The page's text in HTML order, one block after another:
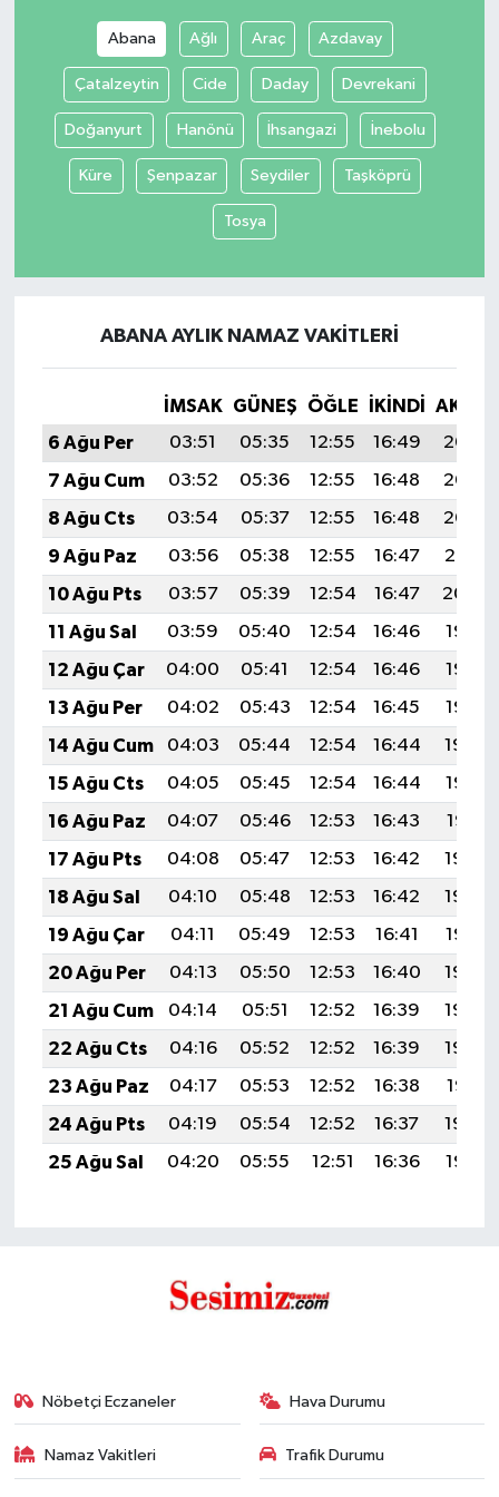
Abana Ağlı Araç Azdavay
Çatalzeytin Cide Daday Devrekani
Doğanyurt Hanönü İhsangazi İnebolu
Küre Şenpazar Seydiler Taşköprü
Tosya
ABANA AYLIK NAMAZ VAKITLERI
İMSAK GÜNEŞ ÖĞLE İKINDI
6 Ağu Per
03:51 05:35 12:55 16:49
20:05
7 Ağu Cum
03:52 05:36 12:55 16:48
20:03
8 Ağu Cts
03:54 05:37 12:55 16:48
20:02
9 Ağu Paz
03:56 05:38 12:55 16:47
20:01
10 Ağu Pts
03:57 05:39 12:54 16:47
20:00
11 Ağu Sal
03:59 05:40 12:54 16:46
19:58
12 Ağu Çar
04:00 05:41 12:54 16:46
19:57
13 Ağu Per
04:02 05:43 12:54 16:45
19:55
14 Ağu Cum
04:03 05:44 12:54 16:44
19:54
15 Ağu Cts
04:05 05:45 12:54 16:44
19:53
16 Ağu Paz
04:07 05:46 12:53 16:43
19:51
17 Ağu Pts
04:08 05:47 12:53 16:42
19:50
18 Ağu Sal
04:10 05:48 12:53 16:42
19:48
19 Ağu Çar
04:11 05:49 12:53 16:41
19:47
20 Ağu Per
04:13 05:50 12:53 16:40
19:45
21 Ağu Cum
04:14 05:51 12:52 16:39
19:44
22 Ağu Cts
04:16 05:52 12:52 16:39
19:42
23 Ağu Paz
04:17 05:53 12:52 16:38
19:41
24 Ağu Pts
04:19 05:54 12:52 16:37
19:39
25 Ağu Sal
04:20 05:55 12:51 16:36 19:38
Nöbetçi Eczaneler Hava Durumu
Namaz Vakitleri Trafik Durumu